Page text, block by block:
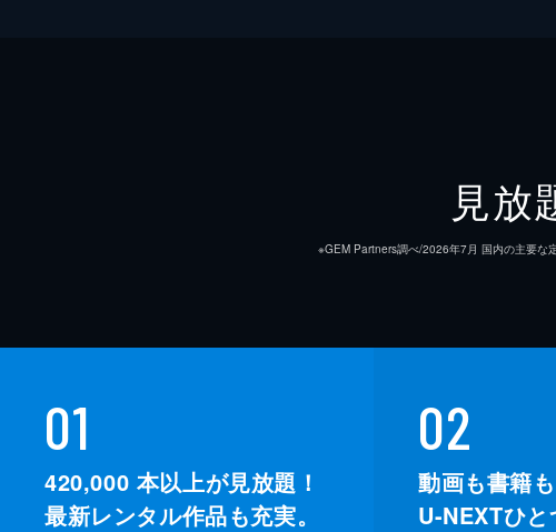
見放
※GEM Partners調べ/2026年7⽉ 国内の主要な
01
420,000 本以上が見放題！
最新レンタル作品も充実。
02
動画も書籍も
U-NEXTひと